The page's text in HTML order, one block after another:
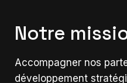
Notre
Accompagner nos
développement